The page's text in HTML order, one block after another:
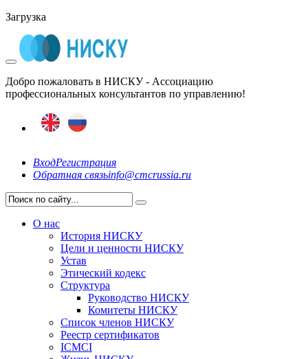
Загрузка
Добро пожаловать в НИСКУ - Ассоциацию
профессиональных консультантов по управлению!
ВходРегистрация
Обратная связьinfo@cmcrussia.ru
О нас
История НИСКУ
Цели и ценности НИСКУ
Устав
Этический кодекс
Структура
Руководство НИСКУ
Комитеты НИСКУ
Список членов НИСКУ
Реестр сертификатов
ICMCI